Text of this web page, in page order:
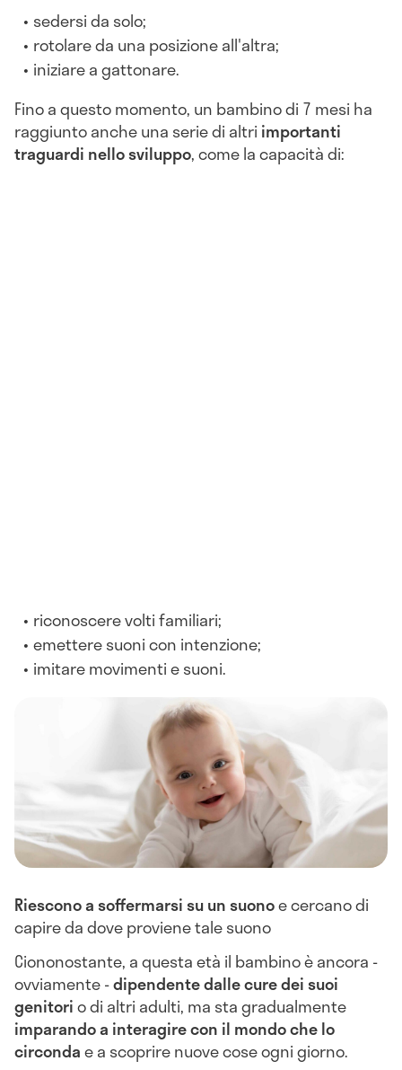
sedersi da solo;
rotolare da una posizione all'altra;
iniziare a gattonare.
Fino a questo momento, un bambino di 7 mesi ha
raggiunto anche una serie di altri importanti
traguardi nello sviluppo, come la capacità di:
riconoscere volti familiari;
emettere suoni con intenzione;
imitare movimenti e suoni.
Riescono a soffermarsi su un suonoe cercano di
capire da dove proviene tale suono
Ciononostante, a questa età il bambino è ancora -
ovviamente -dipendente dalle cure dei suoi
genitorio di altri adulti, ma sta gradualmente
imparando a interagire con il mondo che lo
circondae a scoprire nuove cose ogni giorno.